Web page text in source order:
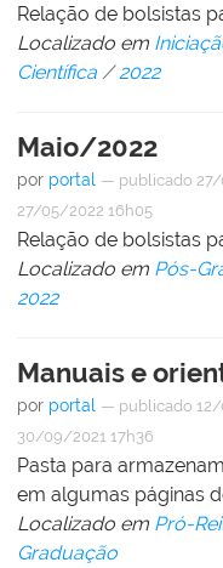
Relação de bolsistas
Localizado em
Científica /2022
Maio/2022
por portal — publicado
27/05/2022 16h05
Relação de bolsistas
Localizado em Pós-
2022
Manuais e
por portal — publicado
30/09/2021 17h36
Pasta para
em algumas páginas
Localizado em Pró-
Graduação